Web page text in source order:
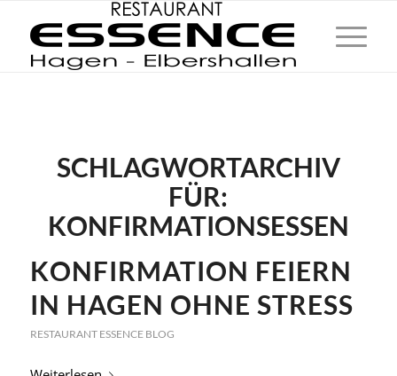
SCHLAGWORTARCHIV
FÜR:
KONFIRMATIONSESSEN
KONFIRMATION FEIERN
IN HAGEN OHNE STRESS
RESTAURANT ESSENCE BLOG